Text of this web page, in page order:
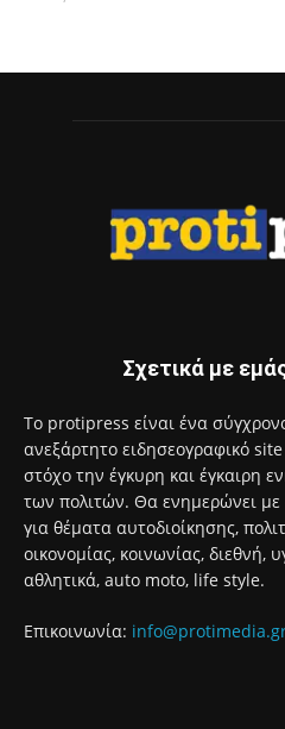
Σχετικά με
Το protipress είναι ένα
ανεξάρτητο ειδησεογραφικό
στόχο την έγκυρη και έγκαιρη
των πολιτών. Θα ενημερώνει
για θέματα αυτοδιοίκησης,
οικονομίας, κοινωνίας, διεθνή,
αθλητικά, auto moto, life style.
Επικοινωνία: